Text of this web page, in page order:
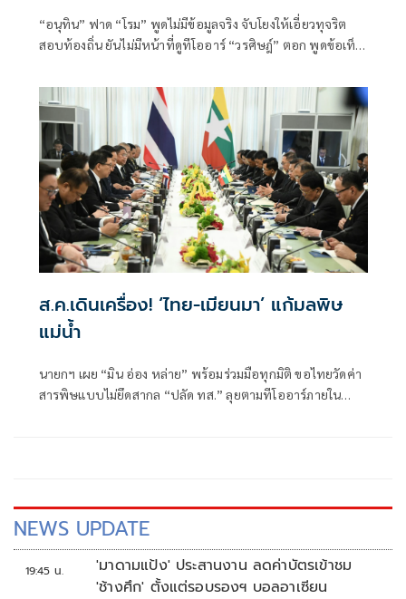
“อนุทิน” ฟาด “โรม” พูดไม่มีข้อมูลจริง จับโยงให้เอี่ยวทุจริต
สอบท้องถิ่น ยันไม่มีหน้าที่ดูทีโออาร์ “วรศิษฎ์” ตอก พูดข้อเท็จ
ส.ค.เดินเครื่อง! ‘ไทย-เมียนมา’ แก้มลพิษ
แม่นํ้า
นายกฯ เผย “มิน อ่อง หล่าย” พร้อมร่วมมือทุกมิติ ขอไทยวัดค่า
สารพิษแบบไม่ยึดสากล “ปลัด ทส.” ลุยตามทีโออาร์ภายใน
NEWS UPDATE
19:45 น.
'มาดามแป้ง' ประสานงาน ลดค่าบัตรเข้าชม
'ช้างศึก' ตั้งแต่รอบรองฯ บอลอาเซียน